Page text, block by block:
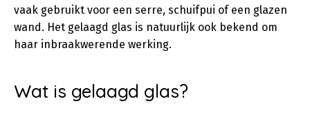
vaak gebruikt voor een serre, schuifpui of een glazen
wand. Het gelaagd glas is natuurlijk ook bekend om
haar inbraakwerende werking.
Wat is gelaagd glas?